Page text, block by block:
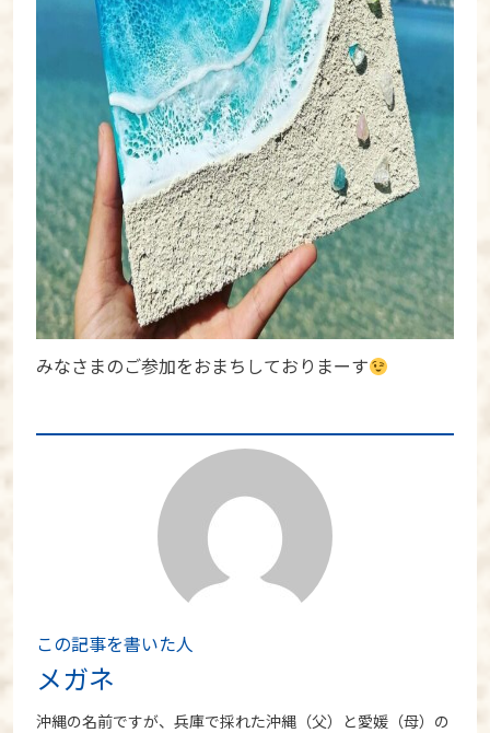
みなさまのご参加をおまちしておりまーす
この記事を書いた人
メガネ
沖縄の名前ですが、兵庫で採れた沖縄（父）と愛媛（母）の